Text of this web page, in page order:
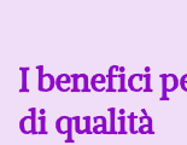
I benefici
di qualità